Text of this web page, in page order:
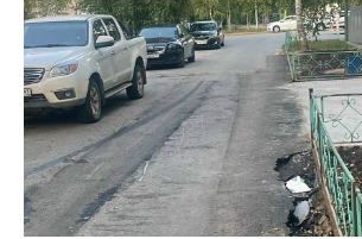
планируя реализовать товар в своём
оперативно-розыскных мероприятий
торговую точку и изъяли более 1,5 тыс.
также 33,5 литра жидкостей для них. Общая
конфискованной продукции превысила 1
Вартовчанин признался, что осознавал
характер своих действий, но всё равно
закона. Следственным управлением УМВД
уголовное дело по ч. 6 ст. 171.1 УК РФ
хранение и сбыт товаров без
крупном размере).